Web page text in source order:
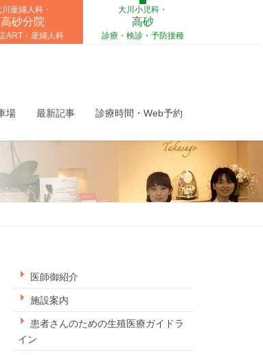
川産婦人科・
高砂分院
ART・産婦人科
大川小児科・
高砂
診療・検診・予防接種
場 最新記事 診療時間・Web予約
医師御紹介
施設案内
患者さんのための生殖医療ガイドラ
イン